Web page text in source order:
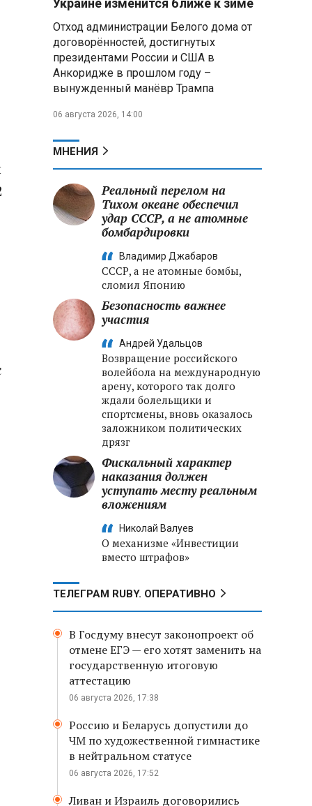
Президент Алжира готовится
к визиту в Беларусь — МИД
Алжира
300 жителей Курской области,
неизвестной
Второй энергоблок БелАЭС
вновь вышел на номинальную
мощность после диагностики
оборудования
Украине изменится ближе к зиме
Отход администрации Белого дома от
договорённостей, достигнутых
президентами России и США в
Анкоридже в прошлом году –
вынужденный манёвр Трампа
06 августа 2026, 14:00
МНЕНИЯ
Реальный перелом на
Тихом океане обеспечил
удар СССР, а не атомные
бомбардировки
Владимир Джабаров
СССР, а не атомные бомбы,
сломил Японию
Безопасность важнее
участия
Андрей Удальцов
Возвращение российского
волейбола на международную
арену, которого так долго
ждали болельщики и
спортсмены, вновь оказалось
заложником политических
дрязг
Фискальный характер
наказания должен
уступать месту реальным
вложениям
Николай Валуев
О механизме «Инвестиции
вместо штрафов»
ТЕЛЕГРАМ RUBY. ОПЕРАТИВНО
В Госдуму внесут законопроект об
отмене ЕГЭ — его хотят заменить на
государственную итоговую
аттестацию
06 августа 2026, 17:38
Россию и Беларусь допустили до
ЧМ по художественной гимнастике
в нейтральном статусе
06 августа 2026, 17:52
Ливан и Израиль договорились